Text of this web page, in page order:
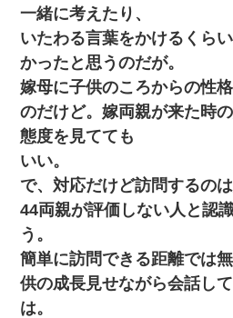
一緒に考えたり、
いたわる言葉をかけるくら
かったと思うのだが。
嫁母に子供のころからの性
のだけど。嫁両親が来た時
態度を見てても
いい。
で、対応だけど訪問するの
44両親が評価しない人と認
う。
簡単に訪問できる距離では
供の成長見せながら会話し
は。